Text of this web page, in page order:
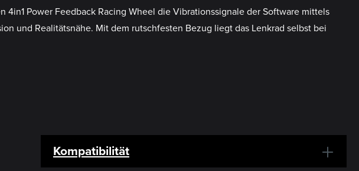
Power Feedback Racing Wheel die Vibrationssignale der Software mittels
und Realitätsnähe. Mit dem rutschfesten Bezug liegt das Lenkrad selbst bei
Kompatibilität